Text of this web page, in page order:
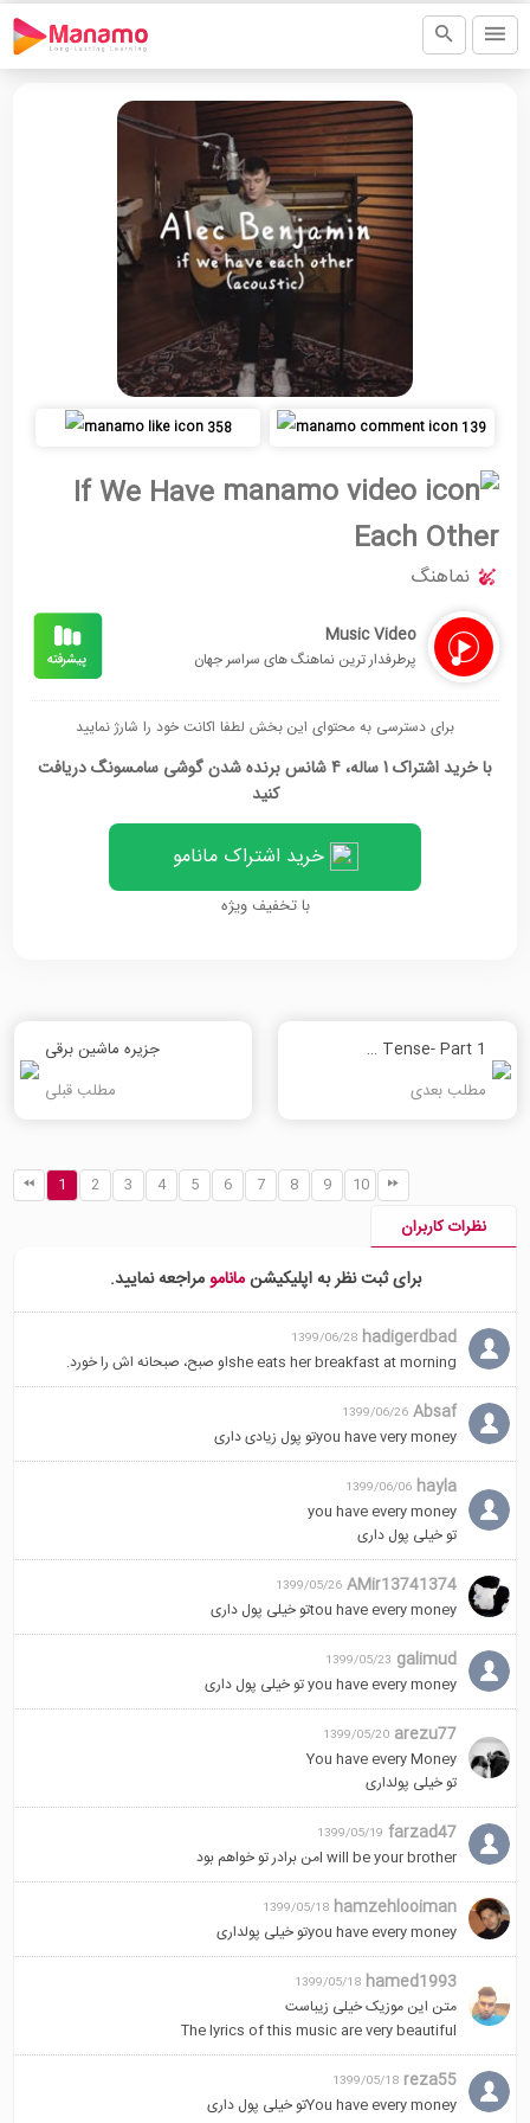
358 139
If We Have
Each Other
نماهنگ
Music Video
پرطرفدار ترین نماهنگ های سراسر جهان
برای دسترسی به محتوای این بخش لطفا اکانت خود را شارژ نمایید
با خرید اشتراک 1 ساله، 4 شانس برنده شدن گوشی سامسونگ دریافت
کنید
خرید اشتراک مانامو
با تخفیف ویژه
The Present Perfect Tense- Part 1
مطلب بعدی
جزیره ماشین برقی
مطلب قبلی
1 2 3 4 5 6 7 8 9 10
نظرات کاربران
برای ثبت نظر به اپلیکیشنمانامومراجعه نمایید.
hadigerdbad
1399/06/28
she eats her breakfast at morningاو صبح، صبحانه اش را خورد.
Absaf
1399/06/26
you have very moneyتو پول زیادی داری
hayla
1399/06/06
you have every money
تو خیلی پول داری
AMir13741374
1399/05/26
tou have every moneyتو خیلی پول داری
galimud
1399/05/23
you have every money تو خیلی پول داری
arezu77
1399/05/20
You have every Money
تو خیلی پولداری
farzad47
1399/05/19
I will be your brotherمن برادر تو خواهم بود
hamzehlooiman
1399/05/18
you have every moneyتو خیلی پولداری
hamed1993
1399/05/18
متن این موزیک خیلی زیباست
The lyrics of this music are very beautiful
reza55
1399/05/18
You have every moneyتو خیلی پول داری